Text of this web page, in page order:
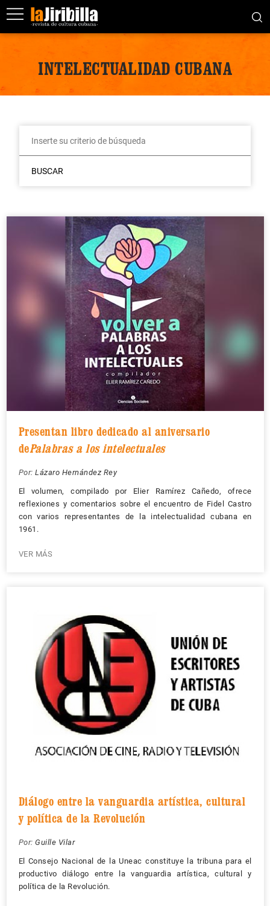
INTELECTUALIDAD CUBANA
BUSCAR
Presentan libro dedicado al aniversario
dePalabras a los intelectuales
Por: Lázaro Hernández Rey
El volumen, compilado por Elier Ramírez Cañedo, ofrece
reflexiones y comentarios sobre el encuentro de Fidel Castro
con varios representantes de la intelectualidad cubana en
1961.
VER MÁS
Diálogo entre la vanguardia artística, cultural
y política de la Revolución
Por: Guille Vilar
El Consejo Nacional de la Uneac constituye la tribuna para el
productivo diálogo entre la vanguardia artística, cultural y
política de la Revolución.